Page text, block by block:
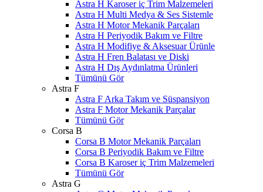
Astra H Karoser iç Trim Malzemeleri
Astra H Multi Medya & Ses Sistemle
Astra H Motor Mekanik Parçaları
Astra H Periyodik Bakım ve Filtre
Astra H Modifiye & Aksesuar Ürünle
Astra H Fren Balatası ve Diski
Astra H Dış Aydınlatma Ürünleri
Tümünü Gör
Astra F
Astra F Arka Takım ve Süspansiyon
Astra F Motor Mekanik Parçalar
Tümünü Gör
Corsa B
Corsa B Motor Mekanik Parçaları
Corsa B Periyodik Bakım ve Filtre
Corsa B Karoser iç Trim Malzemeleri
Tümünü Gör
Astra G